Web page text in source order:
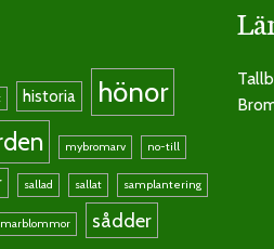
historia hönor
mybromarv no-till
sallad sallat samplantering
sådder